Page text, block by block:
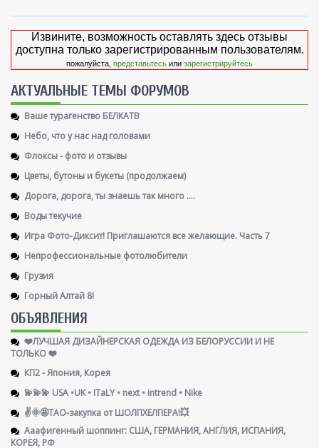
Извините, возможность оставлять здесь отзывы
доступна только зарегистрированным пользователям.
пожалуйста, представьтесь или зарегистрируйтесь
AКТУАЛЬНЫЕ ТЕМЫ ФОРУМОВ
Ваше турагенство БЕЛКАТВ
Небо, что у нас над головами
Флоксы - фото и отзывы
Цветы, бутоны и букеты (продолжаем)
Дорога, дорога, ты знаешь так много ....
Воды текучие
Игра Фото-Диксит! Приглашаются все желающие. Часть 7
Непрофессиональные фотолюбители
Грузия
Горный Алтай 8!
ОБЪЯВЛЕНИЯ
❤️ЛУЧШАЯ ДИЗАЙНЕРСКАЯ ОДЕЖДА ИЗ БЕЛОРУССИИ И НЕ
ТОЛЬКО ❤️
КП2 - Япония, Корея
💫💫💫 USA •UK • ITaLY • next • intrend • Nike
✌️🌞🤩ТАО-закупка от ШОЛПХЕЛПЕРА!💥
Ааафигенный шоппинг: США, ГЕРМАНИЯ, АНГЛИЯ, ИСПАНИЯ,
КОРЕЯ, РФ